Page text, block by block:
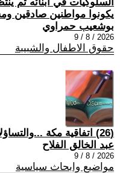
يكونوا مواطنين صادقين
بوشعيب حمراوي
2026 / 8 / 9
حقوق الاطفال والشبيبة
(26) اتفاقية مكة ...والتساؤلات عن المغزى
عبد الخالق الفلاح
2026 / 8 / 9
مواضيع وابحاث سياسية